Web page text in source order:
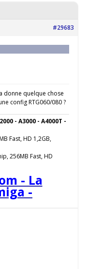
#29683
donne quelque chose
config RTG060/080 ?
- A3000 - A4000T -
Fast, HD 1,2GB,
256MB Fast, HD
- La
-